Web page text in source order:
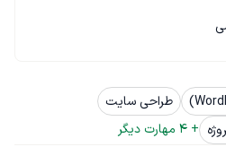
طراحی سایت
+
4 مهارت دیگر